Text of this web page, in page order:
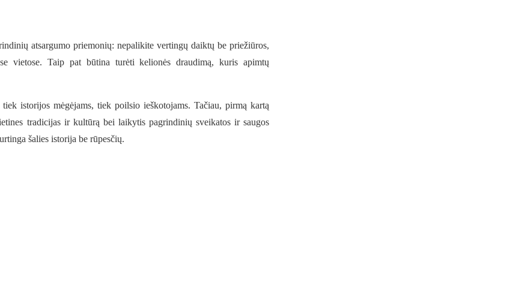
atsargumo priemonių: nepalikite vertingų daiktų be priežiūros,
vietose. Taip pat būtina turėti kelionės draudimą, kuris apimtų
istorijos mėgėjams, tiek poilsio ieškotojams. Tačiau, pirmą kartą
tradicijas ir kultūrą bei laikytis pagrindinių sveikatos ir saugos
šalies istorija be rūpesčių.